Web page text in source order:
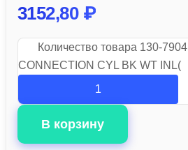
3152,80 ₽
Количество товара 130-7904
CONNECTION CYL BK WT INL(
В корзину